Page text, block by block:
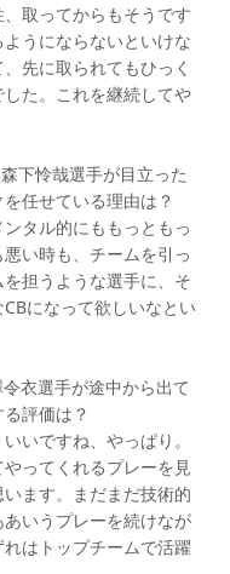
取ってからもそうです
うにならないといけな
先に取られてもひっく
た。これを継続してや
下怜哉選手が目立った
任せている理由は？
タル的にももっともっ
い時も、チームを引っ
担うような選手に、そ
になって欲しいなとい
衣選手が途中から出て
評価は？
いですね、やっぱり。
ってくれるプレーを見
ます。まだまだ技術的
いうプレーを続けなが
はトップチームで活躍